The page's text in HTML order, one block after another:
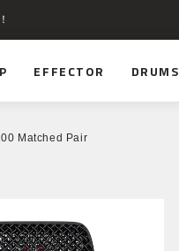
EFFECTOR DRUMS
Matched Pair